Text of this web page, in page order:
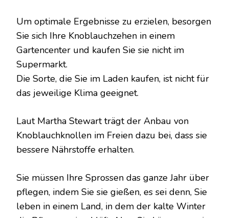
Um optimale Ergebnisse zu erzielen, besorgen
Sie sich Ihre Knoblauchzehen in einem
Gartencenter und kaufen Sie sie nicht im
Supermarkt.
Die Sorte, die Sie im Laden kaufen, ist nicht für
das jeweilige Klima geeignet.
Laut Martha Stewart trägt der Anbau von
Knoblauchknollen im Freien dazu bei, dass sie
bessere Nährstoffe erhalten.
Sie müssen Ihre Sprossen das ganze Jahr über
pflegen, indem Sie sie gießen, es sei denn, Sie
leben in einem Land, in dem der kalte Winter